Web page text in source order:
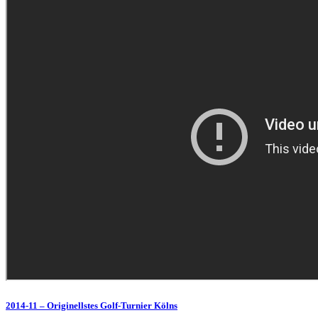
2014-11 – Originellstes Golf-Turnier Kölns